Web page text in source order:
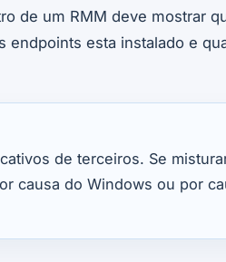
de um RMM deve mostrar
esta instalado e
de terceiros. Se
causa do Windows ou por